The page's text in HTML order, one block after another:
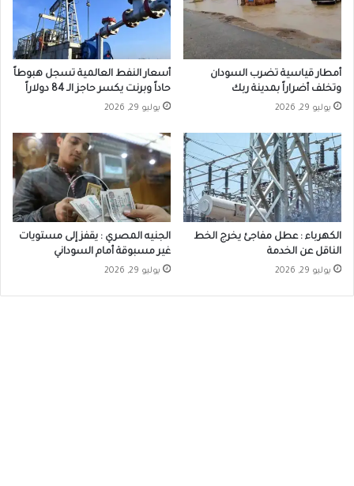
أمطار قياسية تضرب السودان
وتخلف أضراراً بمدينة ربك
يوليو 29, 2026
أسعار النفط العالمية تسجل هبوطاً
حاداً وبرنت يكسر حاجز الـ 84 دولاراً
يوليو 29, 2026
الكهرباء : عطل مفاجئ يخرج الخط
الناقل عن الخدمة
يوليو 29, 2026
الجنيه المصري : يقفز إلى مستويات
غير مسبوقة أمام السوداني
يوليو 29, 2026